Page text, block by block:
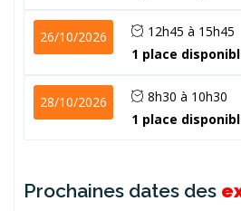
26/10/2026
12h45 à 15h45
1 place
28/10/2026
8h30 à 10h30
1 place
Prochaines dates des